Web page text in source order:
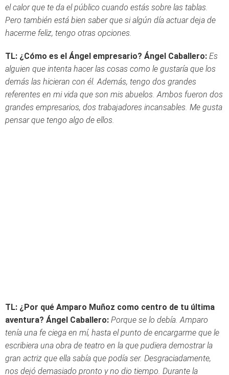
el calor que te da el público cuando estás sobre las tablas.
Pero también está bien saber que si algún día actuar deja de
hacerme feliz, tengo otras opciones.
TL: ¿Cómo es el Ángel empresario? Ángel Caballero: Es
alguien que intenta hacer las cosas como le gustaría que los
demás las hicieran con él. Además, tengo dos grandes
referentes en mi vida que son mis abuelos. Ambos fueron dos
grandes empresarios, dos trabajadores incansables. Me gusta
pensar que tengo algo de ellos.
TL: ¿Por qué Amparo Muñoz como centro de tu última
aventura? Ángel Caballero: Porque se lo debía. Amparo
tenía una fe ciega en mí, hasta el punto de encargarme que le
escribiera una obra de teatro en la que pudiera demostrar la
gran actriz que ella sabía que podía ser. Desgraciadamente,
nos dejó demasiado pronto y no dio tiempo. Durante la